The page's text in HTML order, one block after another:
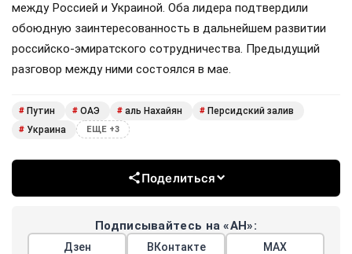
между Россией и Украиной. Оба лидера подтвердили
обоюдную заинтересованность в дальнейшем развитии
российско-эмиратского сотрудничества. Предыдущий
разговор между ними состоялся в мае.
# Путин # ОАЭ # аль Нахайян # Персидский залив
# Украина ЕЩЕ +3
Поделиться
Подписывайтесь на «АН»:
Дзен ВКонтакте МАХ